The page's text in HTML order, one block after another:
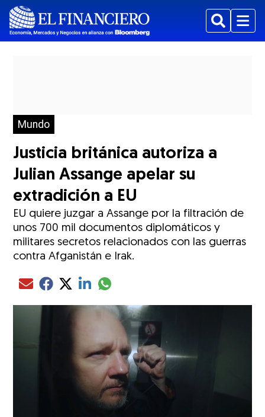
BuscarMenu
Mundo
Justicia británica autoriza a
Julian Assange apelar su
extradición a EU
EU quiere juzgar a Assange por la filtración de
unos 700 mil documentos diplomáticos y
militares secretos relacionados con las guerras
contra Afganistán e Irak.
Compartir el artículo actual mediante Email
Compartir el artículo actual mediante Facebook
Compartir el artículo actual mediante Twitter
Compartir el artículo actual mediante LinkedIn
Compartir el artículo actual mediante